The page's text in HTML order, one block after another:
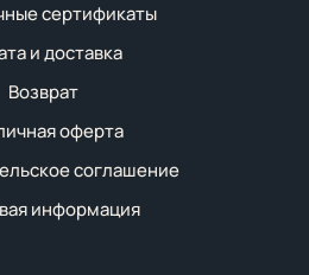
сертификаты
и доставка
Возврат
оферта
соглашение
информация